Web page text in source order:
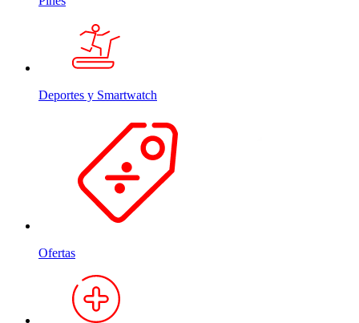
Deportes y Smartwatch
Ofertas